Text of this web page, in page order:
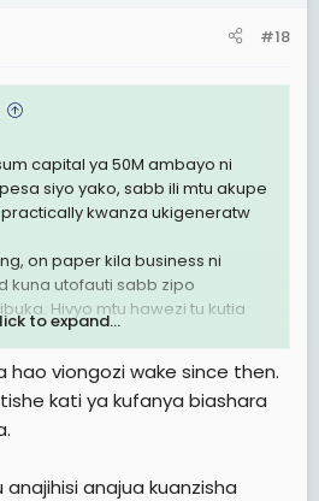
#18
capital ya 50M ambayo ni
siyo yako, sabb ili mtu akupe
kwanza ukigeneratw
on paper kila business ni
kuna utofauti sabb zipo
Hivyo mtu hawezi tu kutia
na Milion 5, ukifanya vizuri hapo
kuweka mzigo hapo.
to expand...
hao viongozi wake since then.
kati ya kufanya biashara
anajua kuanzisha